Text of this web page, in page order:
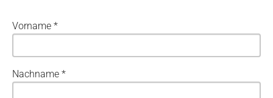
Vorname *
Nachname *